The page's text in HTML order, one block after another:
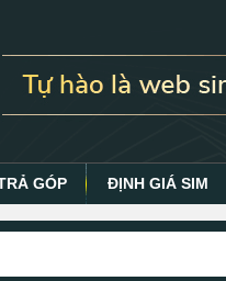
GÓP ĐỊNH GIÁ SIM